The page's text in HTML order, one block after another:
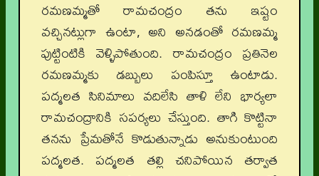
రమణమ్మతో రామచంద్రం తను ఇష్టం
వచ్చినట్లుగా ఉంటా, అని అనడంతో రమణమ్మ
పుట్టింటికి వెళ్ళిపోతుంది. రామచంద్రం ప్రతినెల
రమణమ్మకు డబ్బులు పంపిస్తూ ఉంటాడు.
పద్మలత సినిమాలు వదిలేసి తాళి లేని భార్యలా
రామచంద్రానికి సపర్యలు చేస్తుంది. తాగి కొట్టినా
తనను ప్రేమతోనే కొడుతున్నాడు అనుకుంటుంది
పద్మలత. పద్మలత తల్లి చనిపోయిన తర్వాత